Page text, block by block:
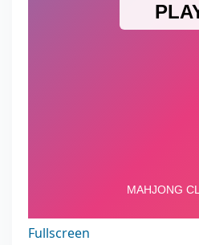
Fullscreen